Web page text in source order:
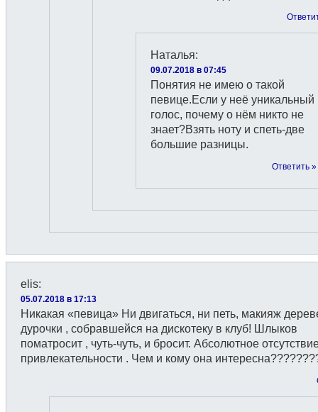
Наталья:
09.07.2018 в 07:45
Понятия не имею о такой
певице.Если у неё уникальный
голос, почему о нём никто не
знает?Взять ноту и спеть-две
большие разницы.
Ответить »
elis:
05.07.2018 в 17:13
Никакая «певица» Ни двигаться, ни петь, макияж
дурочки , собравшейся на дискотеку в клуб! Шлыков
поматросит , чуть-чуть, и бросит. Абсолютное
привлекательности . Чем и кому она